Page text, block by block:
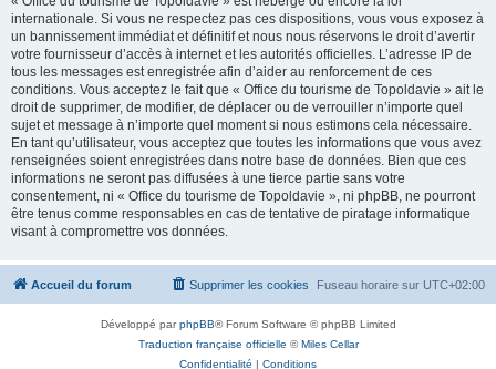
internationale. Si vous ne respectez pas ces dispositions, vous vous exposez à
un bannissement immédiat et définitif et nous nous réservons le droit d’avertir
votre fournisseur d’accès à internet et les autorités officielles. L’adresse IP de
tous les messages est enregistrée afin d’aider au renforcement de ces
conditions. Vous acceptez le fait que « Office du tourisme de Topoldavie » ait le
droit de supprimer, de modifier, de déplacer ou de verrouiller n’importe quel
sujet et message à n’importe quel moment si nous estimons cela nécessaire.
En tant qu’utilisateur, vous acceptez que toutes les informations que vous avez
renseignées soient enregistrées dans notre base de données. Bien que ces
informations ne seront pas diffusées à une tierce partie sans votre
consentement, ni « Office du tourisme de Topoldavie », ni phpBB, ne pourront
être tenus comme responsables en cas de tentative de piratage informatique
visant à compromettre vos données.
Accueil du forum Fuseau horaire sur UTC+02:00
Supprimer les cookies
Développé parphpBB® Forum Software © phpBB Limited
Traduction française officielle ©Miles Cellar
Confidentialité | Conditions